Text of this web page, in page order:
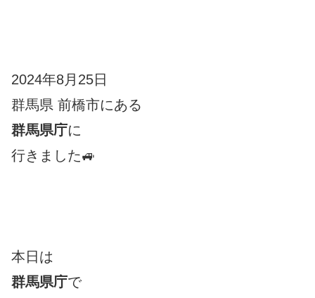
2024年8月25日
群馬県 前橋市にある
群馬県庁に
行きました🚙
本日は
群馬県庁で